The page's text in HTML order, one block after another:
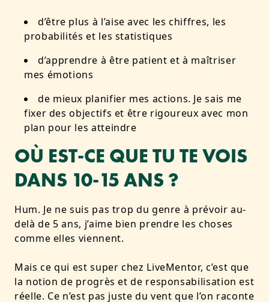
d’être plus à l’aise avec les chiffres, les
probabilités et les statistiques
d’apprendre à être patient et à maîtriser
mes émotions
de mieux planifier mes actions. Je sais me
fixer des objectifs et être rigoureux avec mon
plan pour les atteindre
OÙ EST-CE QUE TU TE VOIS
DANS 10-15 ANS ?
Hum. Je ne suis pas trop du genre à prévoir au-
delà de 5 ans, j’aime bien prendre les choses
comme elles viennent.
Mais ce qui est super chez LiveMentor, c’est que
la notion de progrès et de responsabilisation est
réelle. Ce n’est pas juste du vent que l’on raconte